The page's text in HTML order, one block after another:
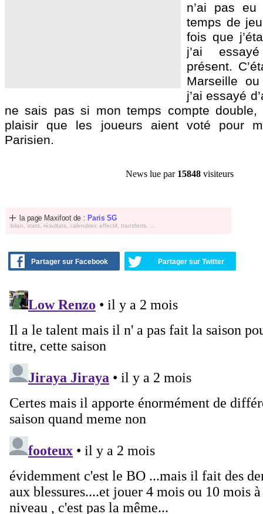
n’ai pas eu
temps de
fois que
j’ai
présent.
Marseille
j’ai essayé
ne sais pas si mon temps compte
plaisir que les joueurs aient voté pour
Parisien.
News lue par 15848 visiteurs
la page Maxifoot de : Paris SG
bilan, stats, résultats, calendrier, effectif, transferts, ...
Partager sur Facebook Partager sur Twitter